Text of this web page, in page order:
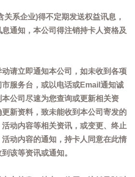
关系企业)得不定期发送权益讯息，
通知，本公司得注销持卡人资格及
请立即通知本公司，如未收到各项
服务台，或以电话或Email通知诚
公司尽速为您查询或更新相关资
新资料，致未能收到本公司寄发的
动内容等相关资讯，或变更、终止
动内容的通知，持卡人同意在此情
该等资讯或通知。